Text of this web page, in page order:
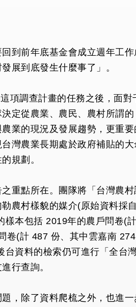
到前年底基金會成立週年工
展到底發生什麼事了」。
項調查計畫的任務之後，面
定從農業、農民、農村所謂
業的現況及發展趨勢，更重
灣農業長期處於政府補貼的
規劃。
重點所在。團隊將「台灣農
農村樣貌的媒介(原始資料採
本包括 2019年的農戶問卷(
(計 487 份、其中雲嘉南
資料的檢索仍可進行「全
行查詢。
，除了資料爬梳之外，也進